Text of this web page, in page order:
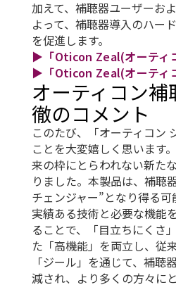
加えて、補聴器ユーザーお
よって、補聴器導入のハー
を促進します。
▶「Oticon Zeal(オーティ
▶「Oticon Zeal(オーティ
オーティコン
徹のコメント
このたび、「オーティコン
ことを大変嬉しく思います
来の枠にとらわれない新た
りました。本製品は、補聴
チェンジャー”となり得る可
実績ある技術と必要な機能
ることで、「目立ちにくさ
た「高機能」を両立し、従
「ジール」を通じて、補
減され、より多くの方々に